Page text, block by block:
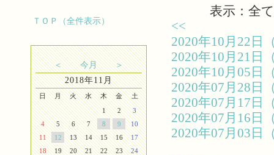
ＴＯＰ（全件表示）
＜ 今月
＞
2018年11月
日 月 火 水 木 金
土
1
2
3
4
5 6 7 8 9
10
11
12 13 14 15 16
17
18
19 20 21 22 23
24
表示：全て
<<
2020年10月22
2020年10月21
2020年10月05
2020年07月28
2020年07月17
2020年07月16
2020年07月03